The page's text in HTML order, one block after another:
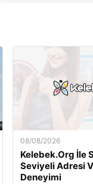
08/08/2026
Kelebek.Org İle
Seviyeli Adresi
Deneyimi